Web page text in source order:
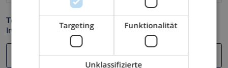
Telefonnummer *
Im Fall Ihre E-mail Adresse nicht korrekt funktioniert.
Targeting Funktionalität
Unklassifizierte